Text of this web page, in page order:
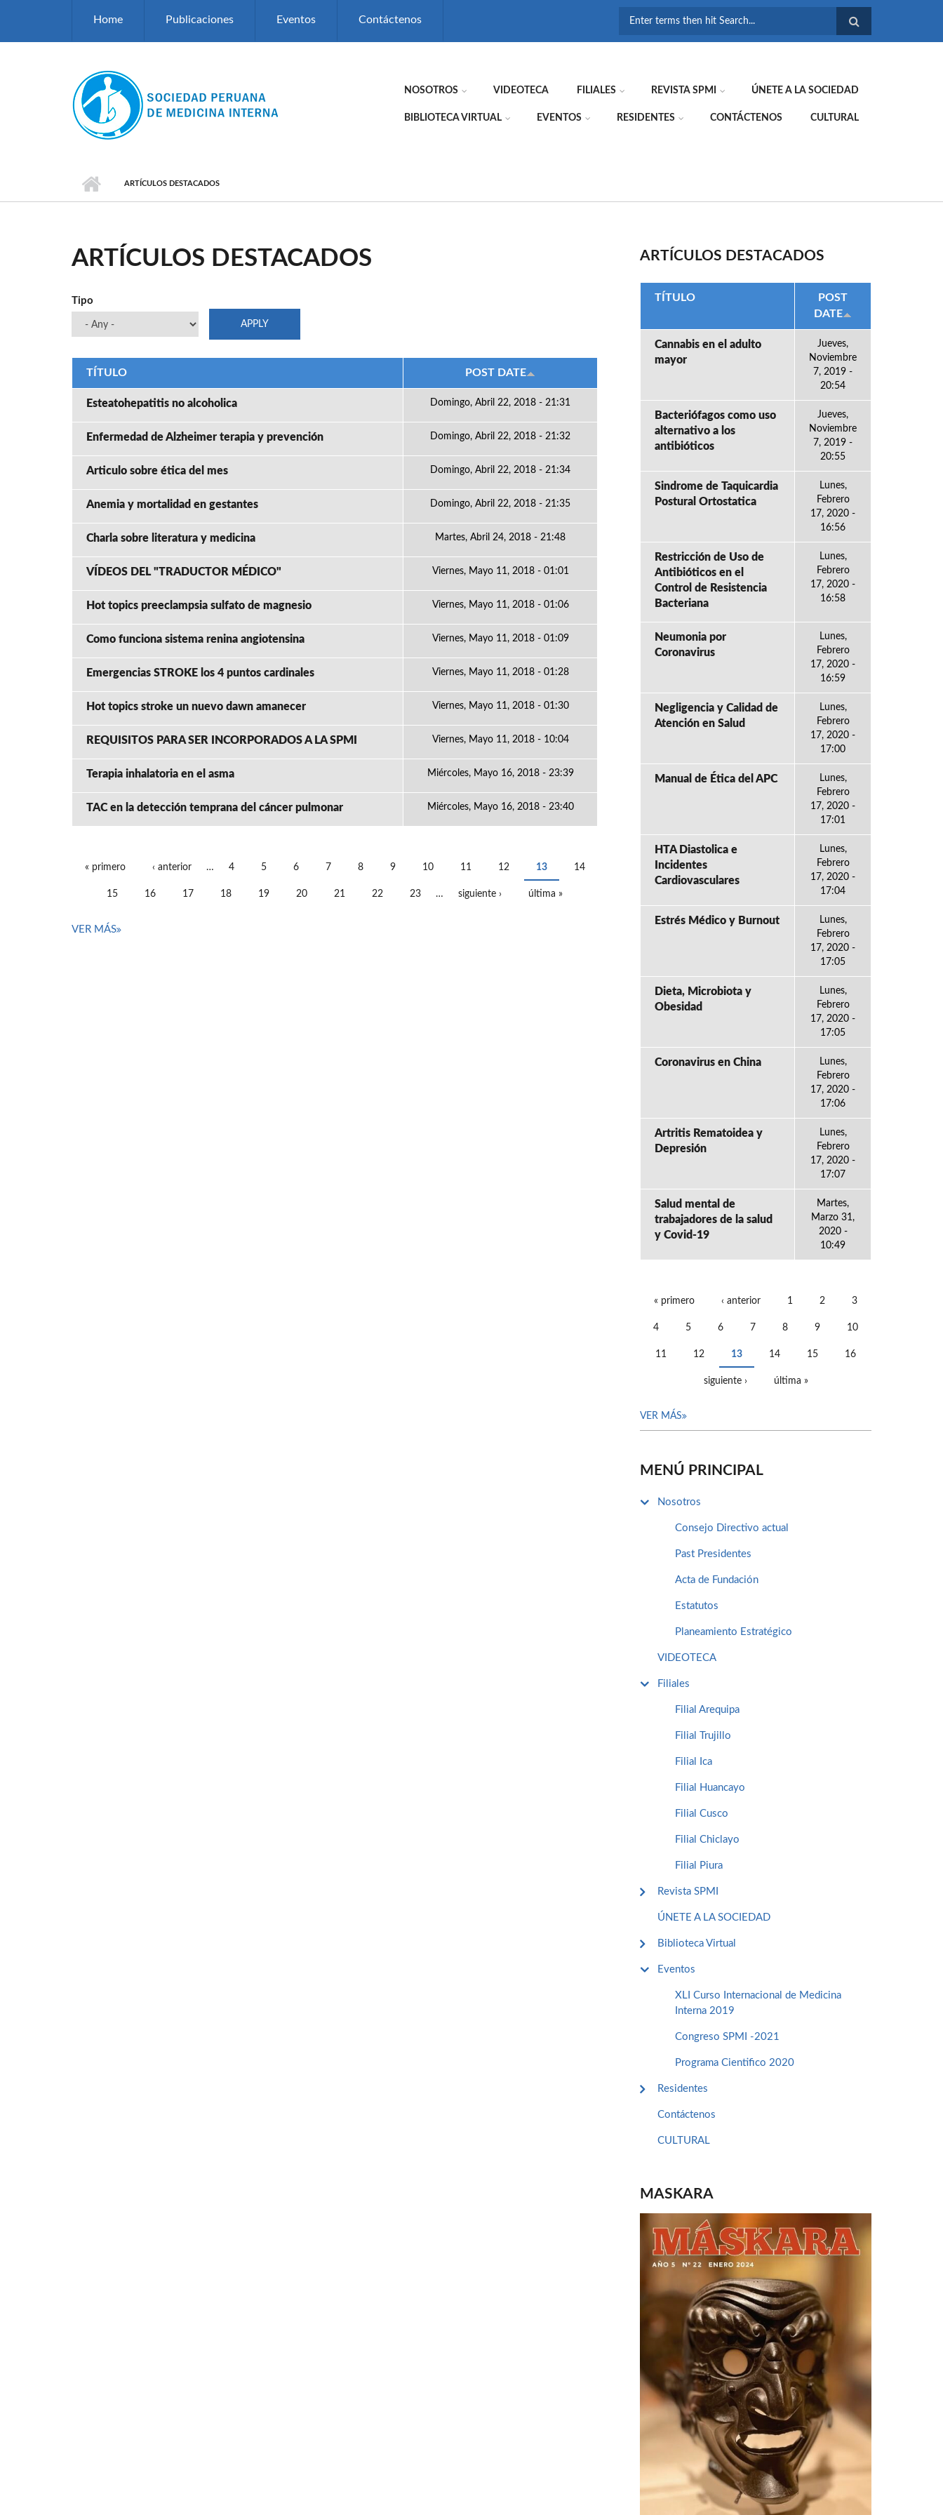
Home Publicaciones Eventos Contáctenos
NOSOTROS VIDEOTECA FILIALES REVISTA SPMI ÚNETE A LA SOCIEDAD
BIBLIOTECA VIRTUAL EVENTOS RESIDENTES CONTÁCTENOS CULTURAL
ARTÍCULOS DESTACADOS
ARTÍCULOS DESTACADOS
Tipo
TÍTULO POST DATE
Esteatohepatitis no alcoholica Domingo, Abril 22, 2018 - 21:31
Enfermedad de Alzheimer terapia y prevención Domingo, Abril 22, 2018 - 21:32
Articulo sobre ética del mes Domingo, Abril 22, 2018 - 21:34
Anemia y mortalidad en gestantes Domingo, Abril 22, 2018 - 21:35
Charla sobre literatura y medicina Martes, Abril 24, 2018 - 21:48
VÍDEOS DEL "TRADUCTOR MÉDICO" Viernes, Mayo 11, 2018 - 01:01
Hot topics preeclampsia sulfato de magnesio Viernes, Mayo 11, 2018 - 01:06
Como funciona sistema renina angiotensina Viernes, Mayo 11, 2018 - 01:09
Emergencias STROKE los 4 puntos cardinales Viernes, Mayo 11, 2018 - 01:28
Hot topics stroke un nuevo dawn amanecer Viernes, Mayo 11, 2018 - 01:30
REQUISITOS PARA SER INCORPORADOS A LA SPMI Viernes, Mayo 11, 2018 - 10:04
Terapia inhalatoria en el asma Miércoles, Mayo 16, 2018 - 23:39
TAC en la detección temprana del cáncer pulmonar Miércoles, Mayo 16, 2018 - 23:40
« primero ‹ anterior … 4 5 6 7 8 9 10 11 12 13 14
15 16 17 18 19 20 21 22 23 … siguiente › última »
VER MÁS
ARTÍCULOS DESTACADOS
TÍTULO
POST
DATE
Cannabis en el adulto
mayor
Jueves,
Noviembre
7, 2019 -
20:54
Bacteriófagos como uso
alternativo a los
antibióticos
Jueves,
Noviembre
7, 2019 -
20:55
Sindrome de Taquicardia
Postural Ortostatica
Lunes,
Febrero
17, 2020 -
16:56
Restricción de Uso de
Antibióticos en el
Control de Resistencia
Bacteriana
Lunes,
Febrero
17, 2020 -
16:58
Neumonia por
Coronavirus
Lunes,
Febrero
17, 2020 -
16:59
Negligencia y Calidad de
Atención en Salud
Lunes,
Febrero
17, 2020 -
17:00
Manual de Ética del APC
Lunes,
Febrero
17, 2020 -
17:01
HTA Diastolica e
Incidentes
Cardiovasculares
Lunes,
Febrero
17, 2020 -
17:04
Estrés Médico y Burnout
Lunes,
Febrero
17, 2020 -
17:05
Dieta, Microbiota y
Obesidad
Lunes,
Febrero
17, 2020 -
17:05
Coronavirus en China
Lunes,
Febrero
17, 2020 -
17:06
Artritis Rematoidea y
Depresión
Lunes,
Febrero
17, 2020 -
17:07
Salud mental de
trabajadores de la salud
y Covid-19
Martes,
Marzo 31,
2020 -
10:49
« primero ‹ anterior 1 2 3
4 5 6 7 8 9 10
11 12 13 14 15 16
siguiente › última »
VER MÁS
MENÚ PRINCIPAL
Nosotros
Consejo Directivo actual
Past Presidentes
Acta de Fundación
Estatutos
Planeamiento Estratégico
VIDEOTECA
Filiales
Filial Arequipa
Filial Trujillo
Filial Ica
Filial Huancayo
Filial Cusco
Filial Chiclayo
Filial Piura
Revista SPMI
ÚNETE A LA SOCIEDAD
Biblioteca Virtual
Eventos
XLI Curso Internacional de Medicina
Interna 2019
Congreso SPMI -2021
Programa Cientifico 2020
Residentes
Contáctenos
CULTURAL
MASKARA